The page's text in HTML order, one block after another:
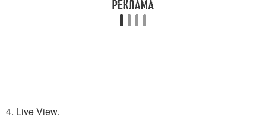
4. Live View.